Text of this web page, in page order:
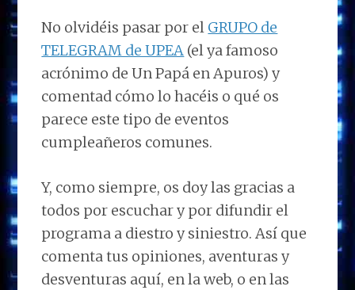
No olvidéis pasar por el GRUPO de
TELEGRAM de UPEA (el ya famoso
acrónimo de Un Papá en Apuros) y
comentad cómo lo hacéis o qué os
parece este tipo de eventos
cumpleañeros comunes.
Y, como siempre, os doy las gracias a
todos por escuchar y por difundir el
programa a diestro y siniestro. Así que
comenta tus opiniones, aventuras y
desventuras aquí, en la web, o en las